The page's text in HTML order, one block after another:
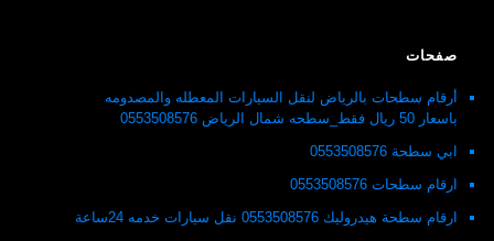
صفحات
أرقام سطحات بالرياض لنقل السيارات المعطله والمصدومه
باسعار 50 ريال فقط_سطحه شمال الرياض 0553508576
ابي سطحة 0553508576
ارقام سطحات 0553508576
ارقام سطحة هيدروليك 0553508576 نقل سيارات خدمه 24ساعة